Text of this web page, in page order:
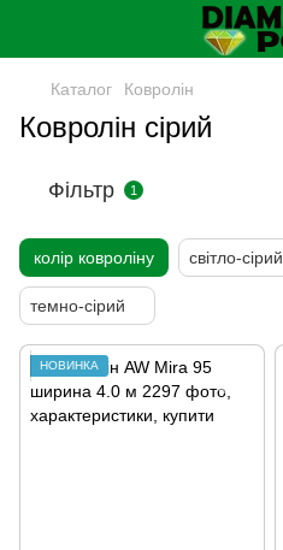
Каталог Ковролін
Ковролін сірий
Фільтр 1
колір ковроліну світло-сірий
темно-сірий
НОВИНКА